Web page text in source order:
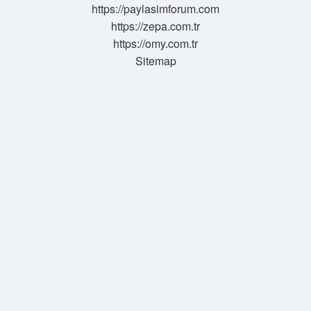
https://paylasimforum.com
https://zepa.com.tr
https://omy.com.tr
Sitemap